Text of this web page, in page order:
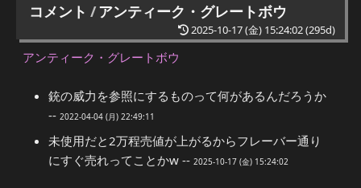
コメント /アンティーク・グレートボウ
2025-10-17 (金) 15:24:02(295d)
アンティーク・グレートボウ
銃の威力を参照にするものって何があるんだろうか
-- 2022-04-04 (月) 22:49:11
未使用だと2万程売値が上がるからフレーバー通り
にすぐ売れってことかw -- 2025-10-17 (金) 15:24:02